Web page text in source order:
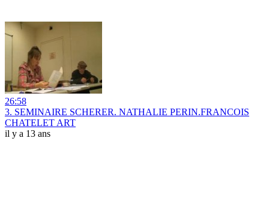
26:58
3. SEMINAIRE SCHERER. NATHALIE PERIN.FRANCOIS
CHATELET ART
il y a 13 ans